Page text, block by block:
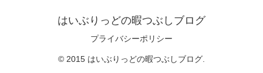
はいぶりっどの暇つぶしブログ
プライバシーポリシー
© 2015 はいぶりっどの暇つぶしブログ.